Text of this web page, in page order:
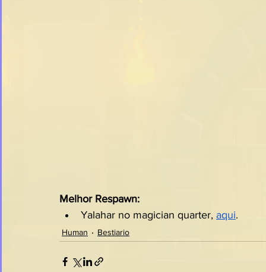
Melhor Respawn:
Yalahar no magician quarter, aqui.
Human Bestiario